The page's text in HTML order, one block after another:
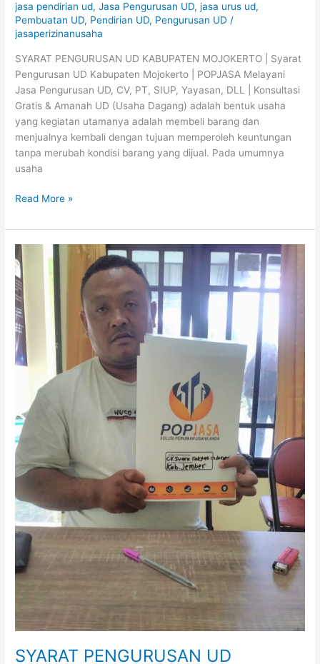
jasa pendirian ud,Jasa Pengurusan UD,jasa urus ud,
Pembuatan UD, Pendirian UD, Pengurusan UD /
jasaperizinanusaha
SYARAT PENGURUSAN UD KABUPATEN MOJOKERTO | Syarat
Pengurusan UD Kabupaten Mojokerto | POPJASA Melayani
Jasa Pengurusan UD, CV, PT, SIUP, Yayasan, DLL | Konsultasi
Gratis & Amanah UD (Usaha Dagang) adalah bentuk usaha
yang kegiatan utamanya adalah membeli barang dan
menjualnya kembali dengan tujuan memperoleh keuntungan
tanpa merubah kondisi barang yang dijual. Pada umumnya
usaha
Read More »
SYARAT PENGURUSAN UD
SYARAT
PENGURUSAN
UD
KABUPATEN
SIDOARJO